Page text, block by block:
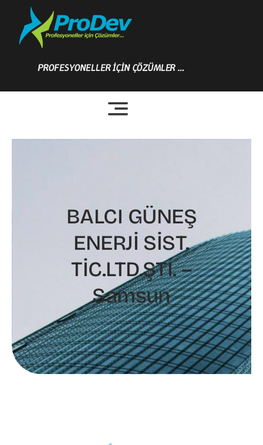
content
PROFESYONELLER İÇİN ÇÖZÜMLER …
BALCI GÜNEŞ
ENERJİ SİST.
TİC.LTD.ŞTİ. –
Samsun